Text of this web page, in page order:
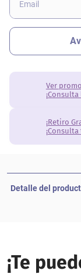
Ver
¡Retiro
Detalle del
¡Te